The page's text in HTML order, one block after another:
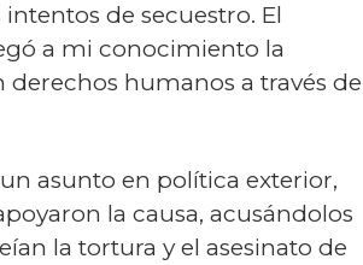
de secuestro. El
a mi conocimiento la
humanos a través de
asunto en política exterior,
la causa, acusándolos
la tortura y el asesinato de